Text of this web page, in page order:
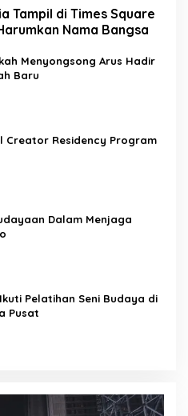
Tampil di Times Square
Nama Bangsa
Menyongsong Arus Hadir
Baru
Creator Residency Program
Dalam Menjaga
Pelatihan Seni Budaya di
Pusat